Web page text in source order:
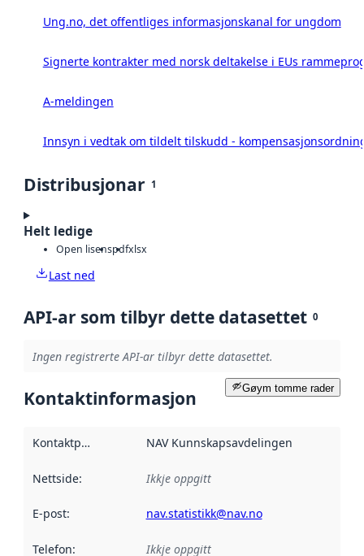
Ung.no, det offentliges informasjonskanal for ungdom
Signerte kontrakter med norsk deltakelse i EUs
A-meldingen
Innsyn i vedtak om tildelt tilskudd -
Distribusjonar 1
Helt ledige
Open lisenspdfxlsx
Last ned
API-ar som tilbyr dette datasettet 0
Ingen registrerte API-ar tilbyr dette datasettet.
Gøym tomme rader
Kontaktinformasjon
Kontaktpunkt NAV Kunnskapsavdelingen
Nettside: Ikkje oppgitt
E-post: nav.statistikk@nav.no
Telefon: Ikkje oppgitt